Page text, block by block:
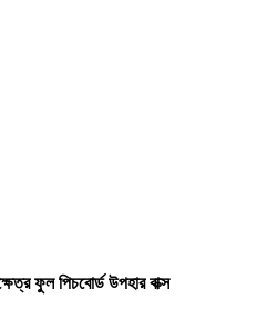
ফুল পিচবোর্ড উপহার বাক্স